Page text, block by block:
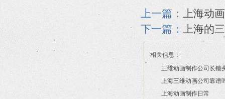
上一篇：
上海动
下一篇：
上海的
相关信息：
三维动画制作公司长镜
2026/07/21
上海三维动画公司靠谱
2026/03/16
上海动画制作日常